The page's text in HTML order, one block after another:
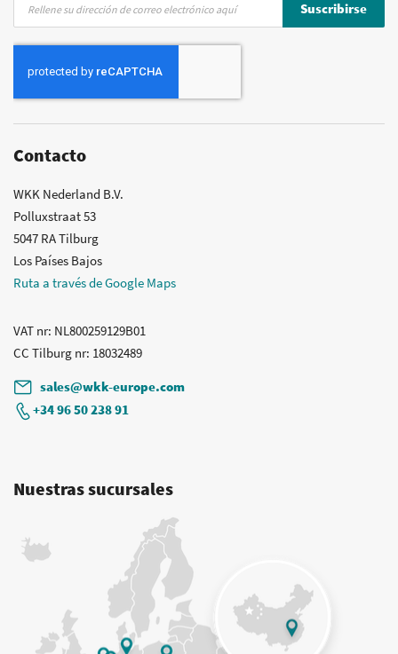
nuestro
boletín
Suscribirse
Contacto
WKK Nederland B.V.
Polluxstraat 53
5047 RA Tilburg
Los Países Bajos
Ruta a través de Google Maps
VAT nr: NL800259129B01
CC Tilburg nr: 18032489
sales@wkk-europe.com
+34 96 50 238 91
Nuestras sucursales